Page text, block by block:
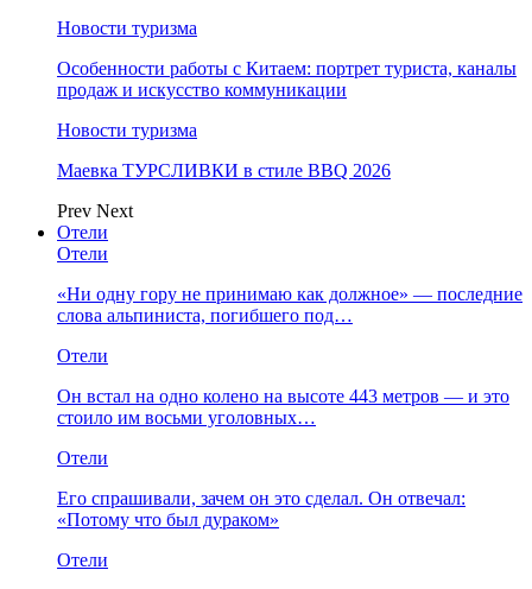
Новости туризма
Особенности работы с Китаем: портрет туриста, каналы
продаж и искусство коммуникации
Новости туризма
Маевка ТУРСЛИВКИ в стиле BBQ 2026
Prev Next
Отели
Отели
«Ни одну гору не принимаю как должное» — последние
слова альпиниста, погибшего под…
Отели
Он встал на одно колено на высоте 443 метров — и это
стоило им восьми уголовных…
Отели
Его спрашивали, зачем он это сделал. Он отвечал:
«Потому что был дураком»
Отели